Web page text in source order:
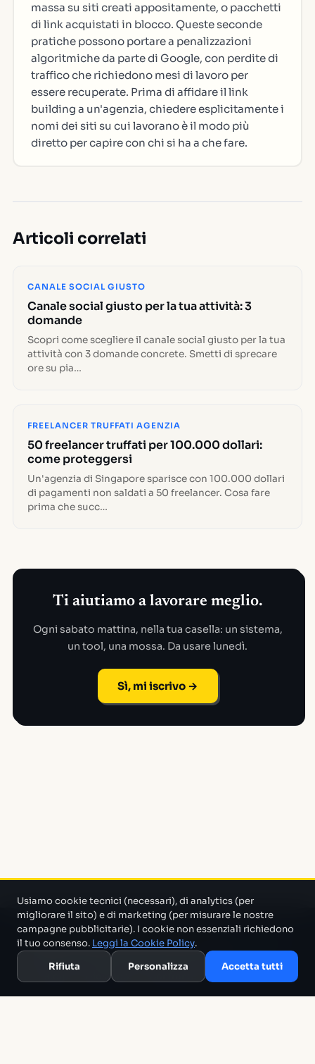
massa su siti creati appositamente, o pacchetti
di link acquistati in blocco. Queste seconde
pratiche possono portare a penalizzazioni
algoritmiche da parte di Google, con perdite di
traffico che richiedono mesi di lavoro per
essere recuperate. Prima di affidare il link
building a un'agenzia, chiedere esplicitamente i
nomi dei siti su cui lavorano è il modo più
diretto per capire con chi si ha a che fare.
Articoli correlati
CANALE SOCIAL GIUSTO
Canale social giusto per la tua attività: 3
domande
Scopri come scegliere il canale social giusto per la tua
attività con 3 domande concrete. Smetti di sprecare
ore su pia…
FREELANCER TRUFFATI AGENZIA
50 freelancer truffati per 100.000 dollari:
come proteggersi
Un'agenzia di Singapore sparisce con 100.000 dollari
di pagamenti non saldati a 50 freelancer. Cosa fare
prima che succ…
Ti aiutiamo a lavorare meglio.
Ogni sabato mattina, nella tua casella: un sistema,
un tool, una mossa. Da usare lunedì.
Sì, mi iscrivo →
Un progetto di Marco Monty Montemagno
che cerca in mezzo al casino e ti porta solo quello che serve.
Glossario
Usiamo cookie tecnici (necessari), di analytics (per
migliorare il sito) e di marketing (per misurare le nostre
campagne pubblicitarie). I cookie non essenziali richiedono
il tuo consenso. Leggi la Cookie Policy.
Rifiuta
Personalizza Accetta tutti